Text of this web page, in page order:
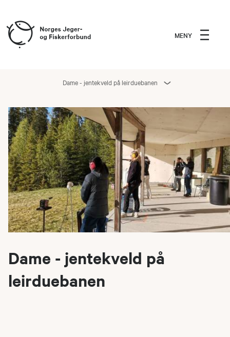
MENY
Dame - jentekveld på leirduebanen
Dame - jentekveld på
leirduebanen